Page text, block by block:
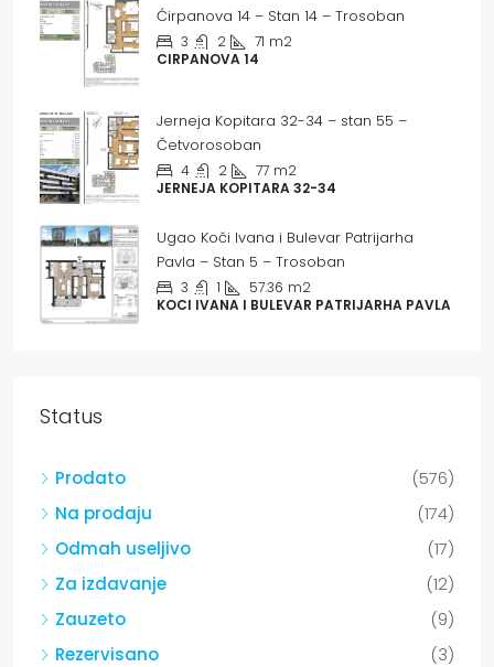
Ćirpanova 14 – Stan 14 – Trosoban
3 2 71 m2
CIRPANOVA 14
Jerneja Kopitara 32-34 – stan 55 –
Četvorosoban
4 2 77 m2
JERNEJA KOPITARA 32-34
Ugao Koči Ivana i Bulevar Patrijarha
Pavla – Stan 5 – Trosoban
3 1 57.36 m2
KOCI IVANA I BULEVAR PATRIJARHA PAVLA
Status
Prodato
(576)
Na prodaju
(174)
Odmah useljivo
(17)
Za izdavanje
(12)
Zauzeto
(9)
Rezervisano
(3)